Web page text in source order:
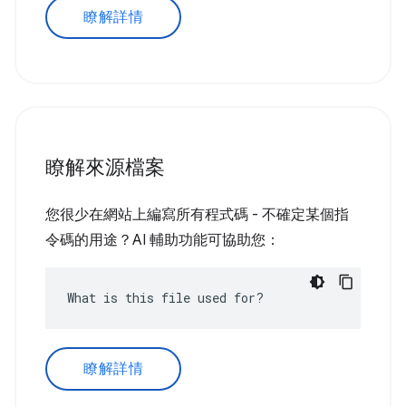
瞭解詳情
瞭解來源檔案
您很少在網站上編寫所有程式碼 - 不確定某個指
令碼的用途？AI 輔助功能可協助您：
What is this file used for?
瞭解詳情